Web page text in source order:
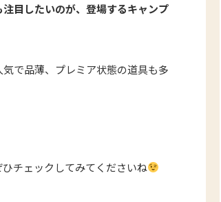
目したいのが、登場するキャンプ
で品薄、プレミア状態の道具も多
チェックしてみてくださいね